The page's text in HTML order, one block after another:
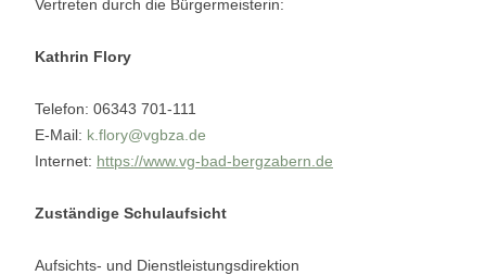
Vertreten durch die Bürgermeisterin:
Kathrin Flory
Telefon: 06343 701-111
E-Mail: k.flory@vgbza.de
Internet: https://www.vg-bad-bergzabern.de
Zuständige Schulaufsicht
Aufsichts- und Dienstleistungsdirektion